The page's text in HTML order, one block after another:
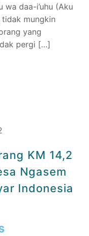
wa daa-i’uhu (Aku
mungkin
yang
pergi […]
KM 14,2
Ngasem
Indonesia